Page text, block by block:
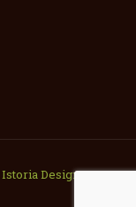
Istoria Design